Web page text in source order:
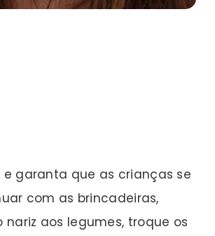
e garanta que as crianças se
com as brincadeiras,
aos legumes, troque os